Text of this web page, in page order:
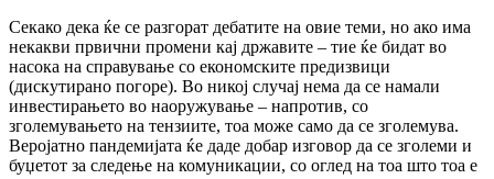
Секако дека ќе се разгорат дебатите на овие теми, но ако има
некакви првични промени кај државите – тие ќе бидат во
насока на справување со економските предизвици
(дискутирано погоре). Во никој случај нема да се намали
инвестирањето во наоружување – напротив, со
зголемувањето на тензиите, тоа може само да се зголемува.
Веројатно пандемијата ќе даде добар изговор да се зголеми и
буџетот за следење на комуникации, со оглед на тоа што тоа е